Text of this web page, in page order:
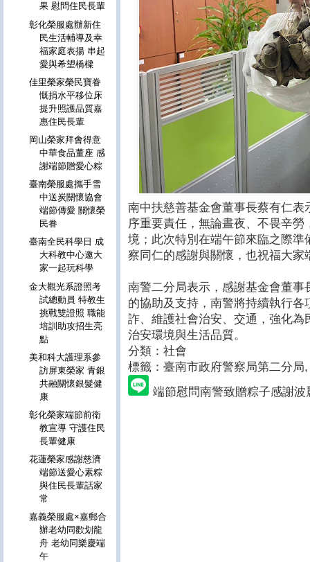
南中扶慈善基金會董事長蔡有仁
序重要責任，無論晝夜、不畏辛
境；此次特別在端午節來臨之際
察同仁的感謝與關懷，也祝福大家
南警二分局表示，感謝基金會董
的協助及支持，南警將持續執行
詐、維護社會治安、交通，強化
治安環境與生活品質。
分類：社會
標籤：臺南市政府警察局第二分局,
端節慰問南警致贈粽子感謝
果 慰問住民長輩
彰化榮服處辦新住
民生活輔導及幸
福家庭表揚 串起
愛與希望橋樑
佳里榮家榮民寶眷
慨捐水平移位床
提升照護品質嘉
惠住民長輩
岡山榮家拜會得意
中華食品董座 感
謝端節贈愛心粽
臺南榮服處攜手雪
中送炭關懷協會
端節傳愛 關懷榮
民眷
臺南全民科學日 成
大科教中心邀大
家一起玩科學
金大觀光系證照考
試總動員 特教生
挑戰雙證照 職能
培訓助攻招生亮
點
美和科大護理系參
訪屏東榮家 青銀
共融關懷銀髮健
康
彰化榮家端節前衛
教宣導 守護住民
長輩健康
花蓮榮家感謝慈濟
端節送愛心素粽
與住民長輩話家
常
嘉義榮服處×嘉郵合
辦老幼同歡划龍
舟 老幼同樂慶端
午